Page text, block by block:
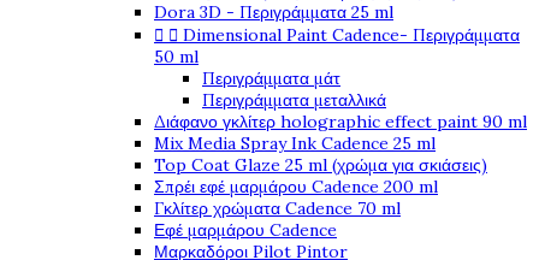
Dora 3D - Περιγράμματα 25 ml
  Dimensional Paint Cadence- Περιγράμματα
50 ml
Περιγράμματα μάτ
Περιγράμματα μεταλλικά
Διάφανο γκλίτερ holographic effect paint 90 ml
Mix Media Spray Ink Cadence 25 ml
Top Coat Glaze 25 ml (χρώμα για σκιάσεις)
Σπρέι εφέ μαρμάρου Cadence 200 ml
Γκλίτερ χρώματα Cadence 70 ml
Εφέ μαρμάρου Cadence
Μαρκαδόροι Pilot Pintor